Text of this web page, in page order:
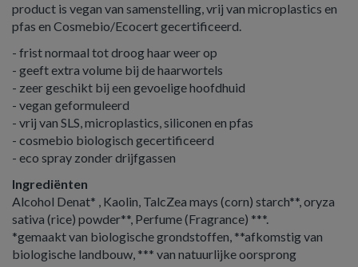
product is vegan van samenstelling, vrij van microplastics en
pfas en Cosmebio/Ecocert gecertificeerd.
- frist normaal tot droog haar weer op
- geeft extra volume bij de haarwortels
- zeer geschikt bij een gevoelige hoofdhuid
- vegan geformuleerd
- vrij van SLS, microplastics, siliconen en pfas
- cosmebio biologisch gecertificeerd
- eco spray zonder drijfgassen
Ingrediënten
Alcohol Denat* , Kaolin, TalcZea mays (corn) starch**, oryza
sativa (rice) powder**, Perfume (Fragrance) ***.
*gemaakt van biologische grondstoffen, **afkomstig van
biologische landbouw, *** van natuurlijke oorsprong